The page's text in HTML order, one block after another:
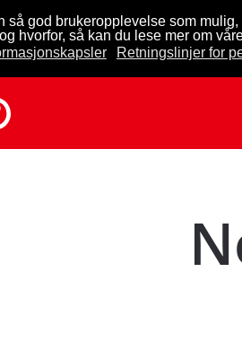
så god brukeropplevelse som
hvorfor, så kan du lese mer om
Retningslinjer for